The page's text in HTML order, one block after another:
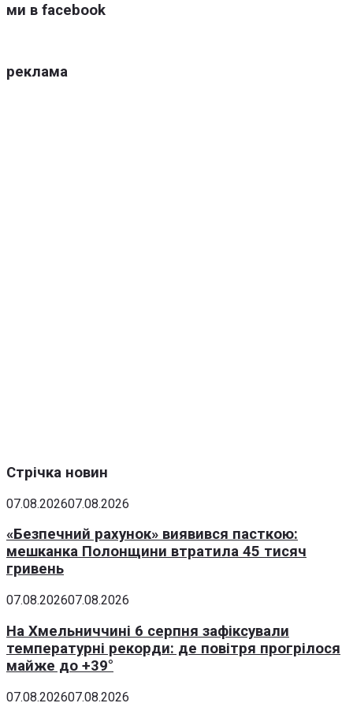
ми в facebook
реклама
Стрічка новин
07.08.202607.08.2026
«Безпечний рахунок» виявився пасткою:
мешканка Полонщини втратила 45 тисяч
гривень
07.08.202607.08.2026
На Хмельниччині 6 серпня зафіксували
температурні рекорди: де повітря прогрілося
майже до +39°
07.08.202607.08.2026